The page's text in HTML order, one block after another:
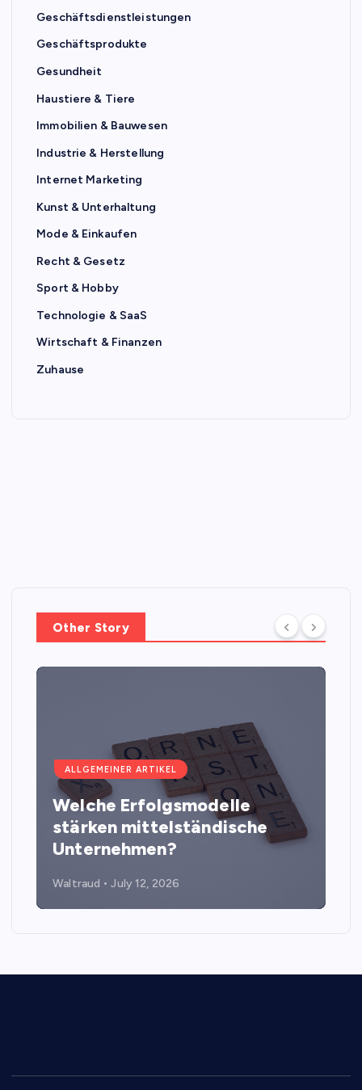
Geschäftsdienstleistungen
Geschäftsprodukte
Gesundheit
Haustiere & Tiere
Immobilien & Bauwesen
Industrie & Herstellung
Internet Marketing
Kunst & Unterhaltung
Mode & Einkaufen
Recht & Gesetz
Sport & Hobby
Technologie & SaaS
Wirtschaft & Finanzen
Zuhause
Other Story
ALLGEMEINER ARTIKEL
Welche Erfolgsmodelle
stärken mittelständische
Unternehmen?
Waltraud July 12, 2026